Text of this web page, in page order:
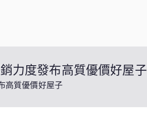
力度發布高質優價好屋子
高質優價好屋子